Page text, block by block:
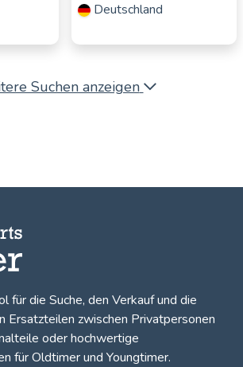
Deutschland
Suchen anzeigen
für die Suche, den Verkauf und die
Ersatzteilen zwischen Privatpersonen
oder hochwertige
für Oldtimer und Youngtimer.